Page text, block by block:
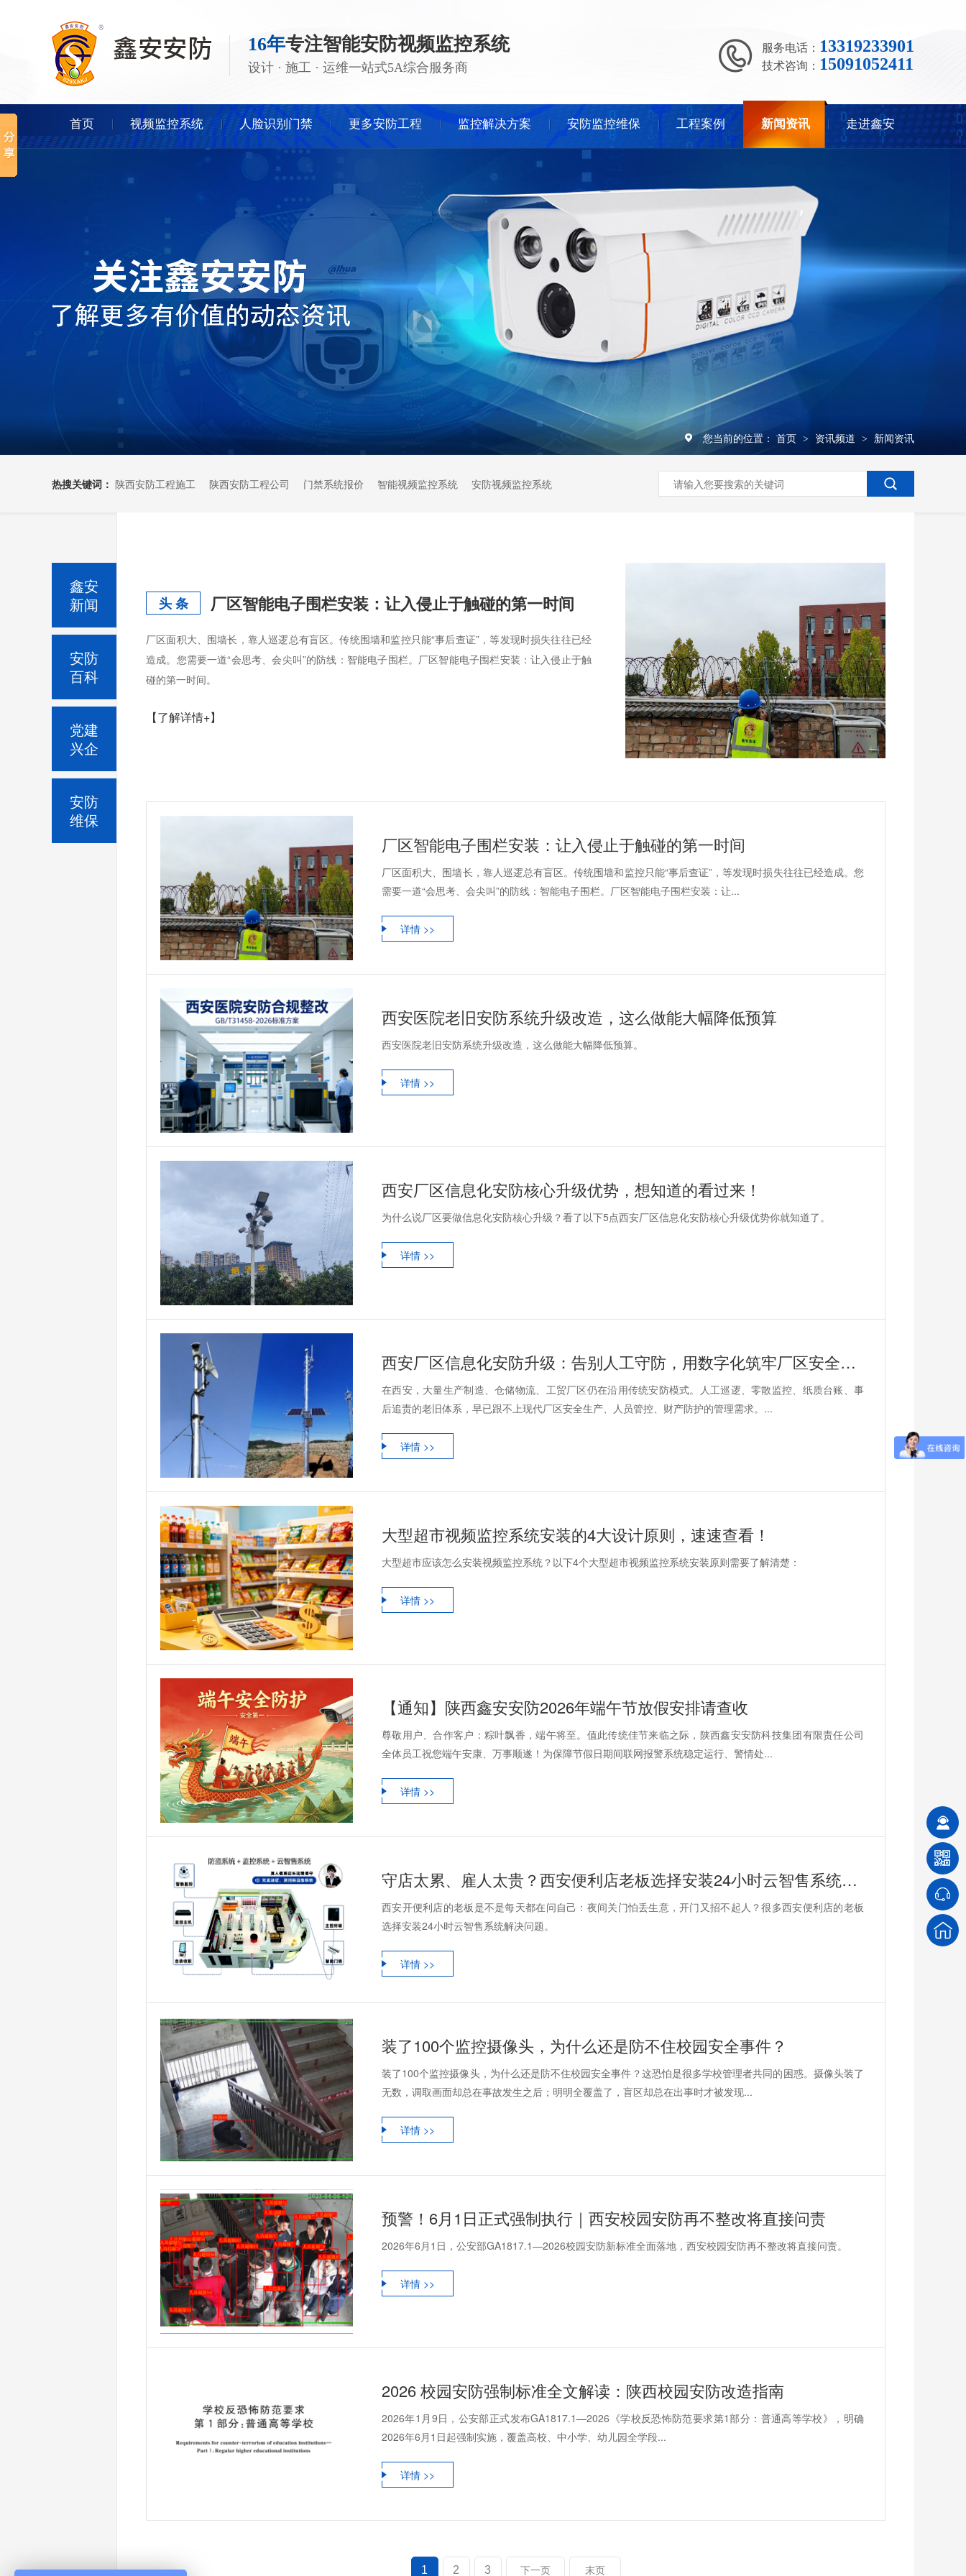
16年专注智能安防视频监控系统
设计 · 施工 · 运维一站式5A综合服务商
服务电话： 13319233901
技术咨询： 15091052411
首页 视频监控系统 人脸识别门禁 更多安防工程 监控解决方案 安防监控维保 工程案例 新闻资讯 走进鑫安
您当前的位置： 首页 > 资讯频道 > 新闻资讯
热搜关键词： 陕西安防工程施工 陕西安防工程公司 门禁系统报价 智能视频监控系统 安防视频监控系统
头 条 厂区智能电子围栏安装：让入侵止于触碰的第一时间
厂区面积大、围墙长，靠人巡逻总有盲区。传统围墙和监控只能“事后查证”，等发现时损失往往已经
造成。您需要一道“会思考、会尖叫”的防线：智能电子围栏。厂区智能电子围栏安装：让入侵止于触
碰的第一时间。
【了解详情+】
厂区智能电子围栏安装：让入侵止于触碰的第一时间
厂区面积大、围墙长，靠人巡逻总有盲区。传统围墙和监控只能“事后查证”，等发现时损失往往已经造成。您
需要一道“会思考、会尖叫”的防线：智能电子围栏。厂区智能电子围栏安装：让...
详情 >>
西安医院老旧安防系统升级改造，这么做能大幅降低预算
西安医院老旧安防系统升级改造，这么做能大幅降低预算。
详情 >>
西安厂区信息化安防核心升级优势，想知道的看过来！
为什么说厂区要做信息化安防核心升级？看了以下5点西安厂区信息化安防核心升级优势你就知道了。
详情 >>
西安厂区信息化安防升级：告别人工守防，用数字化筑牢厂区安全屏障
在西安，大量生产制造、仓储物流、工贸厂区仍在沿用传统安防模式。人工巡逻、零散监控、纸质台账、事
后追责的老旧体系，早已跟不上现代厂区安全生产、人员管控、财产防护的管理需求。...
详情 >>
大型超市视频监控系统安装的4大设计原则，速速查看！
大型超市应该怎么安装视频监控系统？以下4个大型超市视频监控系统安装原则需要了解清楚：
详情 >>
【通知】陕西鑫安安防2026年端午节放假安排请查收
尊敬用户、合作客户：粽叶飘香，端午将至。值此传统佳节来临之际，陕西鑫安安防科技集团有限责任公司
全体员工祝您端午安康、万事顺遂！为保障节假日期间联网报警系统稳定运行、警情处...
详情 >>
守店太累、雇人太贵？西安便利店老板选择安装24小时云智售系统解决问题
西安开便利店的老板是不是每天都在问自己：夜间关门怕丢生意，开门又招不起人？很多西安便利店的老板
选择安装24小时云智售系统解决问题。
详情 >>
装了100个监控摄像头，为什么还是防不住校园安全事件？
装了100个监控摄像头，为什么还是防不住校园安全事件？这恐怕是很多学校管理者共同的困惑。摄像头装了
无数，调取画面却总在事故发生之后；明明全覆盖了，盲区却总在出事时才被发现...
详情 >>
预警！6月1日正式强制执行｜西安校园安防再不整改将直接问责
2026年6月1日，公安部GA1817.1—2026校园安防新标准全面落地，西安校园安防再不整改将直接问责。
详情 >>
2026 校园安防强制标准全文解读：陕西校园安防改造指南
2026年1月9日，公安部正式发布GA1817.1—2026《学校反恐怖防范要求第1部分：普通高等学校》，明确
2026年6月1日起强制实施，覆盖高校、中小学、幼儿园全学段...
详情 >>
1 2 3 下一页 末页
鑫安
新闻
安防
百科
党建
兴企
安防
维保